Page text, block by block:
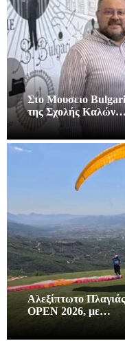
Στο Μουσειο
της Σχολής Καλών…
Αλεξίπτωτο
OPEN 2026, με…